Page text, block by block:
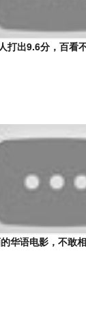
打出9.6分，百看
的华语电影，不敢